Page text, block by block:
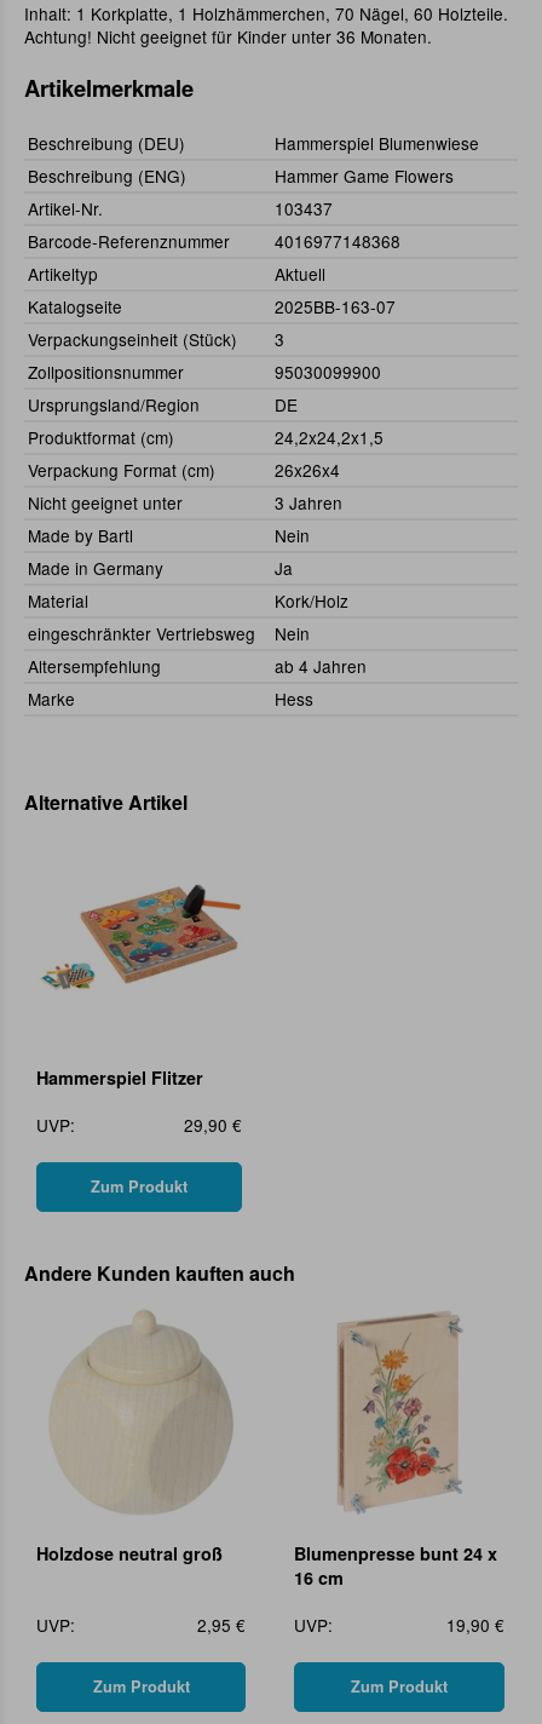
Inhalt: 1 Korkplatte, 1 Holzhämmerchen, 70 Nägel, 60 Holzteile.
Achtung! Nicht geeignet für Kinder unter 36 Monaten.
Artikelmerkmale
Beschreibung (DEU)
Hammerspiel Blumenwiese
Beschreibung (ENG)
Hammer Game Flowers
Artikel-Nr.
103437
Barcode-Referenznummer
4016977148368
Artikeltyp
Aktuell
Katalogseite
2025BB-163-07
Verpackungseinheit (Stück)
3
Zollpositionsnummer
95030099900
Ursprungsland/Region
DE
Produktformat (cm)
24,2x24,2x1,5
Verpackung Format (cm)
26x26x4
Nicht geeignet unter
3 Jahren
Made by Bartl
Nein
Made in Germany
Ja
Material
Kork/Holz
eingeschränkter Vertriebsweg
Nein
Altersempfehlung
ab 4 Jahren
Marke
Hess
Alternative Artikel
Hammerspiel Flitzer
UVP:
29,90 €
Zum Produkt
Andere Kunden kauften auch
Holzdose neutral groß
UVP: 2,95 €
Zum Produkt
Blumenpresse bunt 24 x
16 cm
UVP:
19,90 €
Zum Produkt